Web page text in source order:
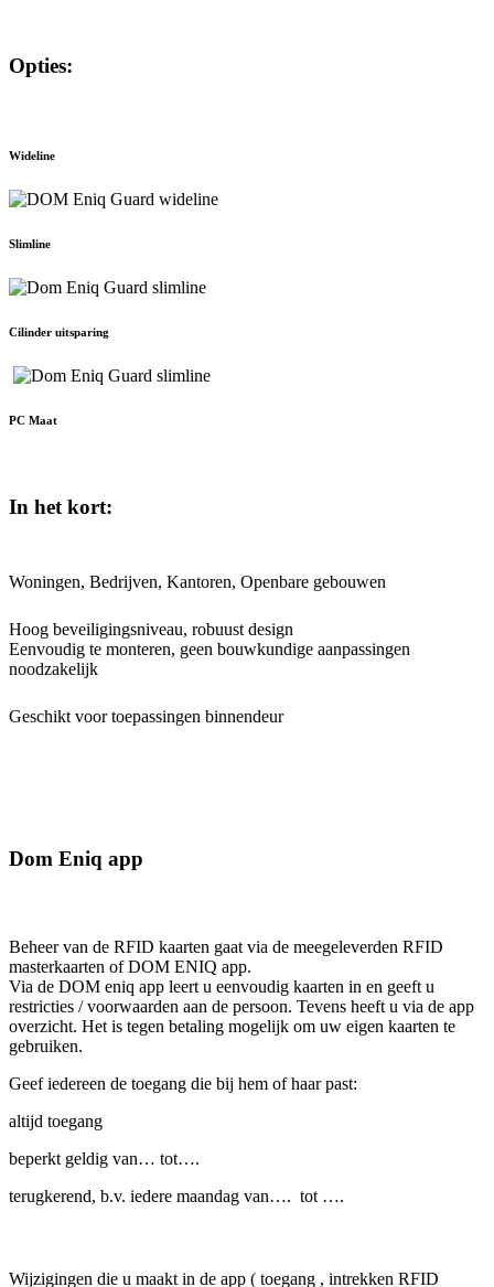
Opties:
Wideline
Slimline
Cilinder uitsparing
PC Maat
In het kort:
Woningen, Bedrijven, Kantoren, Openbare gebouwen
Hoog beveiligingsniveau, robuust design
Eenvoudig te monteren, geen bouwkundige aanpassingen
noodzakelijk
Geschikt voor toepassingen binnendeur
Dom Eniq app
Beheer van de RFID kaarten gaat via de meegeleverden RFID
masterkaarten of DOM ENIQ app.
Via de DOM eniq app leert u eenvoudig kaarten in en geeft u
restricties / voorwaarden aan de persoon. Tevens heeft u via de app
overzicht. Het is tegen betaling mogelijk om uw eigen kaarten te
gebruiken.
Geef iedereen de toegang die bij hem of haar past:
altijd toegang
beperkt geldig van… tot….
terugkerend, b.v. iedere maandag van…. tot ….
Wijzigingen die u maakt in de app ( toegang , intrekken RFID